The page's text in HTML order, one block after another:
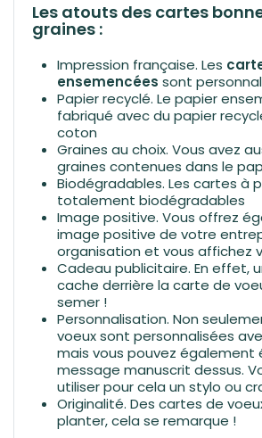
Les atouts des cartes
graines :
Impression française. Les
ensemencées sont
Papier recyclé. Le papier
fabriqué avec du papier
coton
Graines au choix. Vous avez
graines contenues dans le
Biodégradables. Les cartes à
totalement biodégradables
Image positive. Vous offrez
image positive de votre
organisation et vous affichez
Cadeau publicitaire. En effet,
cache derrière la carte de
semer !
Personnalisation. Non
voeux sont personnalisées
mais vous pouvez également
message manuscrit dessus.
utiliser pour cela un stylo ou
Originalité. Des cartes de
planter, cela se remarque !